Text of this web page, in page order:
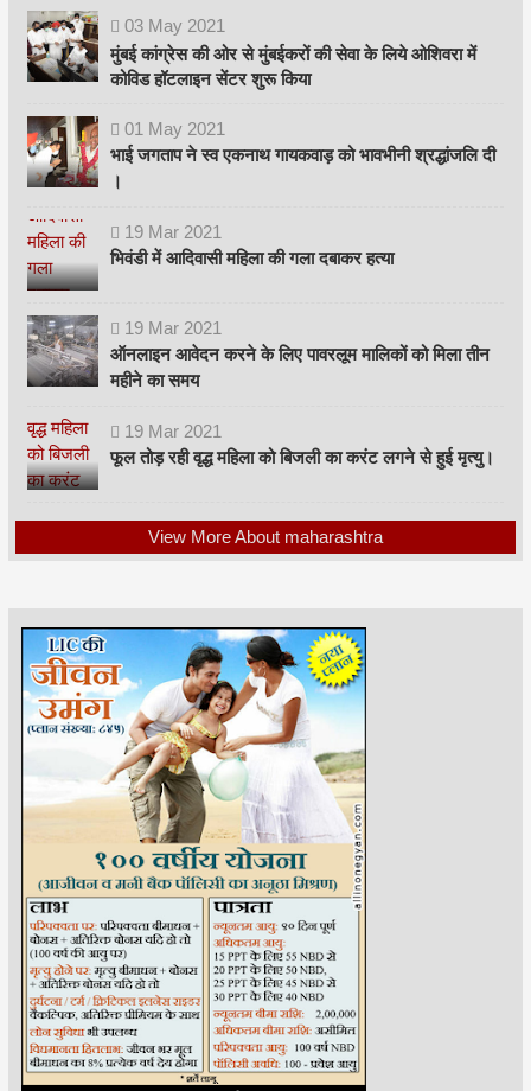
03 May 2021
मुंबई कांग्रेस की ओर से मुंबईकरों की सेवा के लिये ओशिवरा में
कोविड हॉटलाइन सेंटर शुरू किया
01 May 2021
भाई जगताप ने स्व एकनाथ गायकवाड़ को भावभीनी श्रद्धांजलि दी
।
19 Mar 2021
भिवंडी में आदिवासी महिला की गला दबाकर हत्या
19 Mar 2021
ऑनलाइन आवेदन करने के लिए पावरलूम मालिकों को मिला तीन
महीने का समय
19 Mar 2021
फूल तोड़ रही वृद्ध महिला को बिजली का करंट लगने से हुई मृत्यु।
View More About maharashtra